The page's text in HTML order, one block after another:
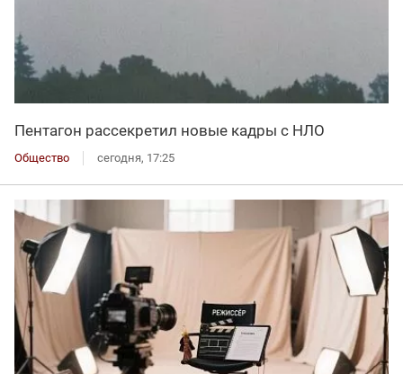
Пентагон рассекретил новые кадры с НЛО
Общество сегодня, 17:25